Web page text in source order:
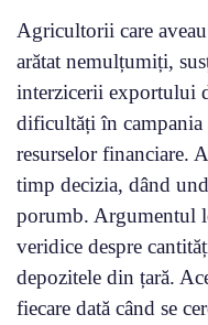
Agricultorii care
arătat nemulțumiți,
interzicerii exportului
dificultăți în
resurselor financiare.
timp decizia, dând
porumb. Argumentul
veridice despre
depozitele din țară.
fiecare dată când se